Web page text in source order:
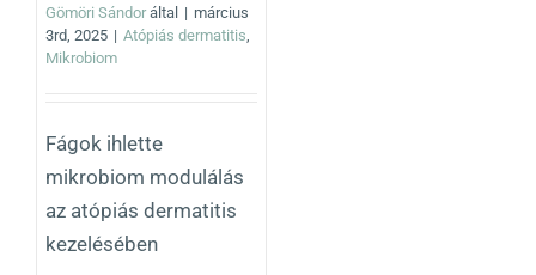
Gömöri Sándor által | március
3rd, 2025 | Atópiás dermatitis,
Mikrobiom
Fágok ihlette
mikrobiom modulálás
az atópiás dermatitis
kezelésében